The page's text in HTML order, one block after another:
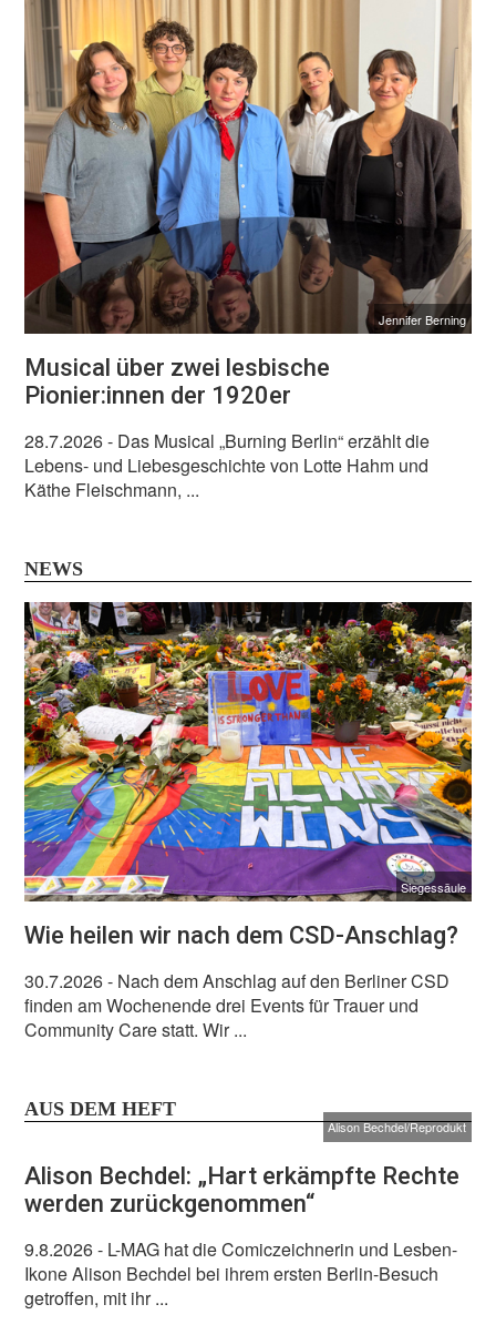
Jennifer Berning
Musical über zwei lesbische
Pionier:innen der 1920er
28.7.2026- Das Musical „Burning Berlin“ erzählt die
Lebens- und Liebesgeschichte von Lotte Hahm und
Käthe Fleischmann, ...
NEWS
Siegessäule
Wie heilen wir nach dem CSD-Anschlag?
30.7.2026- Nach dem Anschlag auf den Berliner CSD
finden am Wochenende drei Events für Trauer und
Community Care statt. Wir ...
AUS DEM HEFT
Alison Bechdel/Reprodukt
Alison Bechdel: „Hart erkämpfte Rechte
werden zurückgenommen“
9.8.2026- L-MAG hat die Comiczeichnerin und Lesben-
Ikone Alison Bechdel bei ihrem ersten Berlin-Besuch
getroffen, mit ihr ...